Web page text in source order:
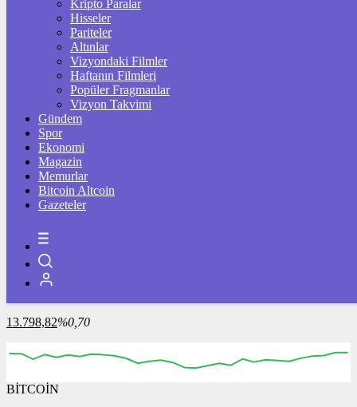
ÇEYREK ALTIN
%0,55
TAM ALTIN
42.585,00%0,55
ONS
13.798,82%0,70
BİTCOİN
Kripto Paralar
Hisseler
Pariteler
Altınlar
Vizyondaki Filmler
Haftanın Filmleri
Popüler Fragmanlar
Vizyon Takvimi
Gündem
Spor
Ekonomi
Magazin
Memurlar
Bitcoin Altcoin
Gazeteler